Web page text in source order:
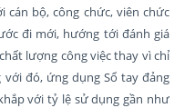
cán bộ, công chức, viên chức
đi mới, hướng tới đánh giá
lượng công việc thay vì chỉ
đó, ứng dụng Sổ tay đảng
với tỷ lệ sử dụng gần như